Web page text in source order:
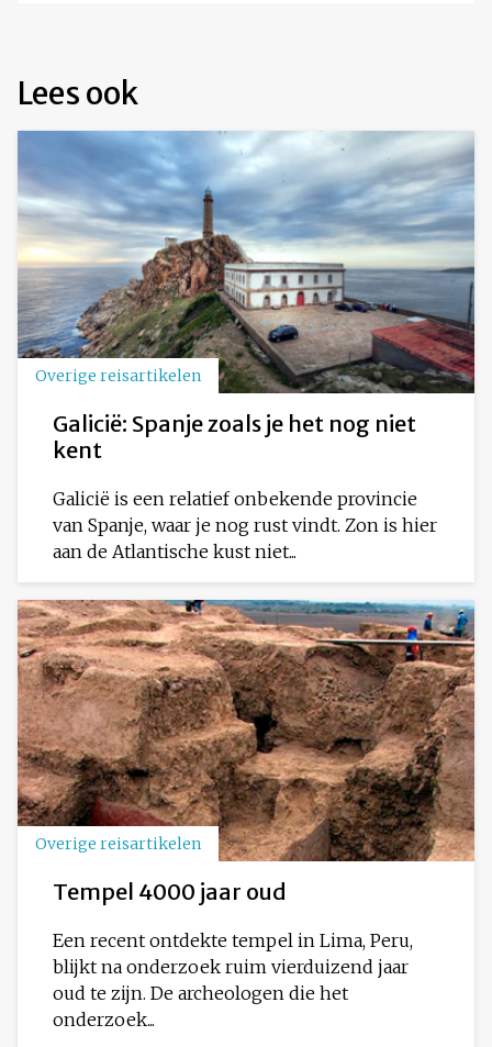
Lees ook
Overige reisartikelen
Galicië: Spanje zoals je het nog niet
kent
Galicië is een relatief onbekende provincie
van Spanje, waar je nog rust vindt. Zon is hier
aan de Atlantische kust niet...
Overige reisartikelen
Tempel 4000 jaar oud
Een recent ontdekte tempel in Lima, Peru,
blijkt na onderzoek ruim vierduizend jaar
oud te zijn. De archeologen die het
onderzoek...